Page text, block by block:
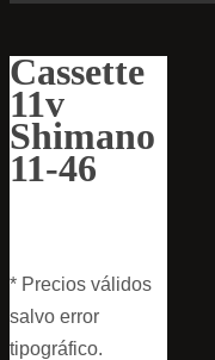
Cassette
11v
Shimano
11-46
* Precios válidos
salvo error
tipográfico.